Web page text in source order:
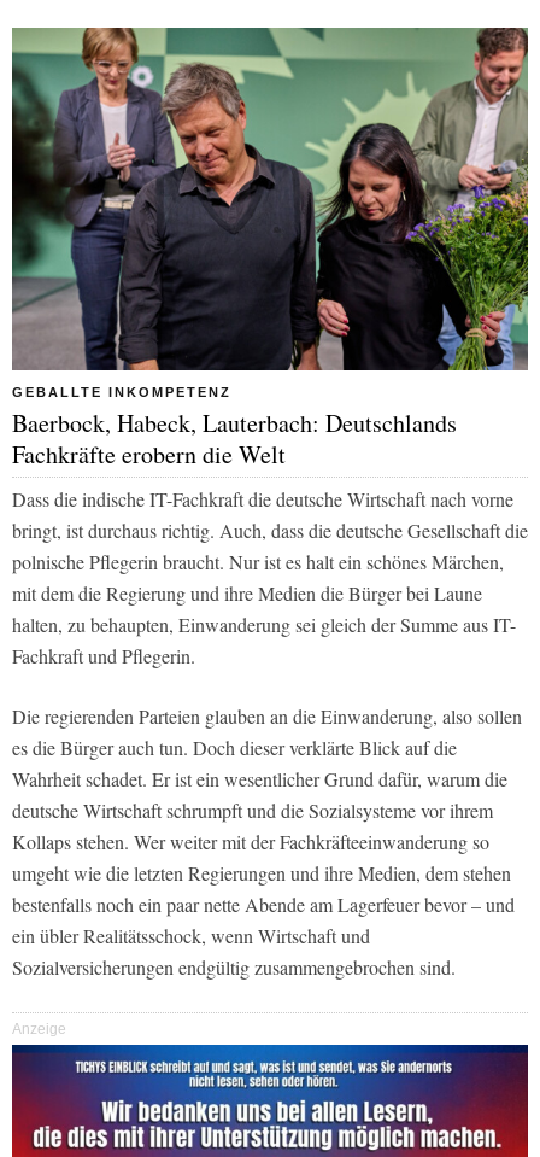
GEBALLTE INKOMPETENZ
Baerbock, Habeck, Lauterbach: Deutschlands
Fachkräfte erobern die Welt
Dass die indische IT-Fachkraft die deutsche Wirtschaft nach vorne
bringt, ist durchaus richtig. Auch, dass die deutsche Gesellschaft die
polnische Pflegerin braucht. Nur ist es halt ein schönes Märchen,
mit dem die Regierung und ihre Medien die Bürger bei Laune
halten, zu behaupten, Einwanderung sei gleich der Summe aus IT-
Fachkraft und Pflegerin.
Die regierenden Parteien glauben an die Einwanderung, also sollen
es die Bürger auch tun. Doch dieser verklärte Blick auf die
Wahrheit schadet. Er ist ein wesentlicher Grund dafür, warum die
deutsche Wirtschaft schrumpft und die Sozialsysteme vor ihrem
Kollaps stehen. Wer weiter mit der Fachkräfteeinwanderung so
umgeht wie die letzten Regierungen und ihre Medien, dem stehen
bestenfalls noch ein paar nette Abende am Lagerfeuer bevor – und
ein übler Realitätsschock, wenn Wirtschaft und
Sozialversicherungen endgültig zusammengebrochen sind.
Anzeige